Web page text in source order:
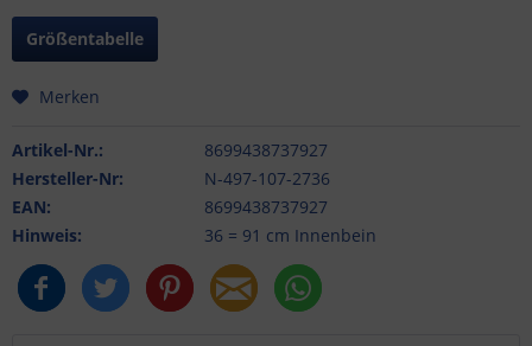
Größentabelle
Merken
Artikel-Nr.:
8699438737927
Hersteller-Nr:
N-497-107-2736
EAN:
8699438737927
Hinweis:
36 = 91 cm Innenbein